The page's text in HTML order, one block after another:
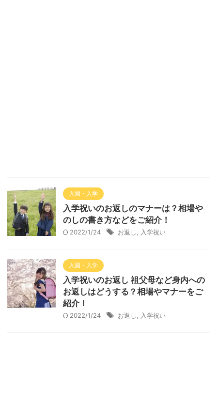
入園・入学
入学祝いのお返しのマナーは？相場や
のしの書き方などをご紹介！
2022/1/24 お返し 入学祝い
入園・入学
入学祝いのお返し 祖父母など身内への
お返しはどうする？相場やマナーをご
紹介！
2022/1/24 お返し 入学祝い